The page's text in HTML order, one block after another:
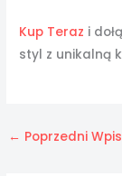
Kup Teraz i
styl z unikalną
← Poprzedni Wpis